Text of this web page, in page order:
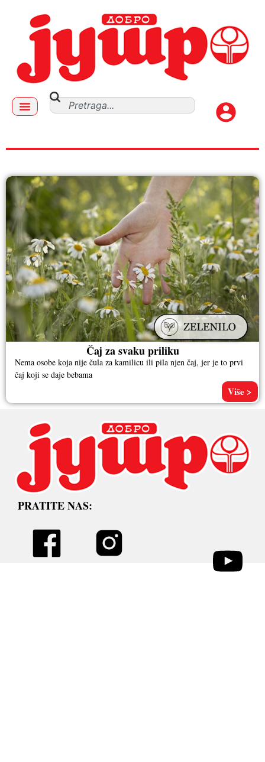
milanka
Čaj za svaku priliku
Nema osobe koja nije čula za kamilicu ili pila njen čaj, jer je to prvi
čaj koji se daje bebama
Više >
PRATITE NAS: